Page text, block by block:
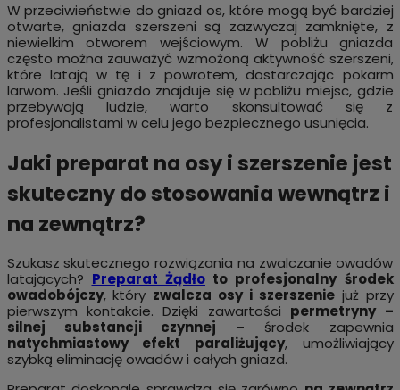
W przeciwieństwie do gniazd os, które mogą być bardziej
otwarte, gniazda szerszeni są zazwyczaj zamknięte, z
niewielkim otworem wejściowym. W pobliżu gniazda
często można zauważyć wzmożoną aktywność szerszeni,
które latają w tę i z powrotem, dostarczając pokarm
larwom. Jeśli gniazdo znajduje się w pobliżu miejsc, gdzie
przebywają ludzie, warto skonsultować się z
profesjonalistami w celu jego bezpiecznego usunięcia.
Jaki preparat na osy i szerszenie jest
skuteczny do stosowania wewnątrz i
na zewnątrz?
Szukasz skutecznego rozwiązania na zwalczanie owadów
latających? Preparat Żądłoto profesjonalny środek
owadobójczy, który zwalcza osy i szerszeniejuż przy
pierwszym kontakcie. Dzięki zawartości permetryny –
silnej substancji czynnej – środek zapewnia
natychmiastowy efekt paraliżujący, umożliwiający
szybką eliminację owadów i całych gniazd.